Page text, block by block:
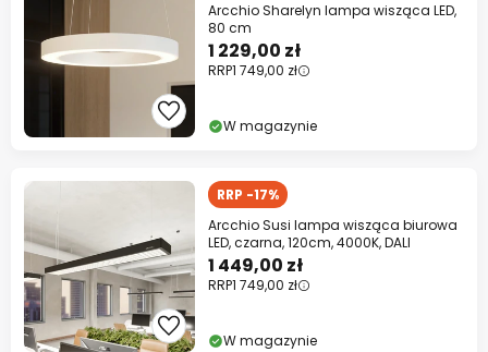
Arcchio Sharelyn lampa wisząca LED,
80 cm
1 229,00 zł
RRP1 749,00 zł
W magazynie
RRP -17%
Arcchio Susi lampa wisząca biurowa
LED, czarna, 120cm, 4000K, DALI
1 449,00 zł
RRP1 749,00 zł
W magazynie